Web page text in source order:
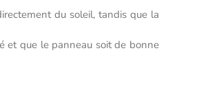
du soleil, tandis que la
et que le panneau soit de bonne